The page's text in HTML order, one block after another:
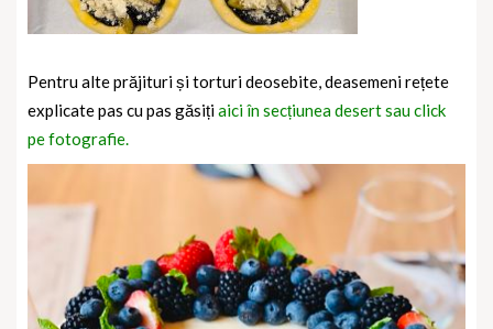
Pentru alte prăjituri și torturi deosebite, deasemeni rețete
explicate pas cu pas găsițiaici în secțiunea desert sau click
pe fotografie.